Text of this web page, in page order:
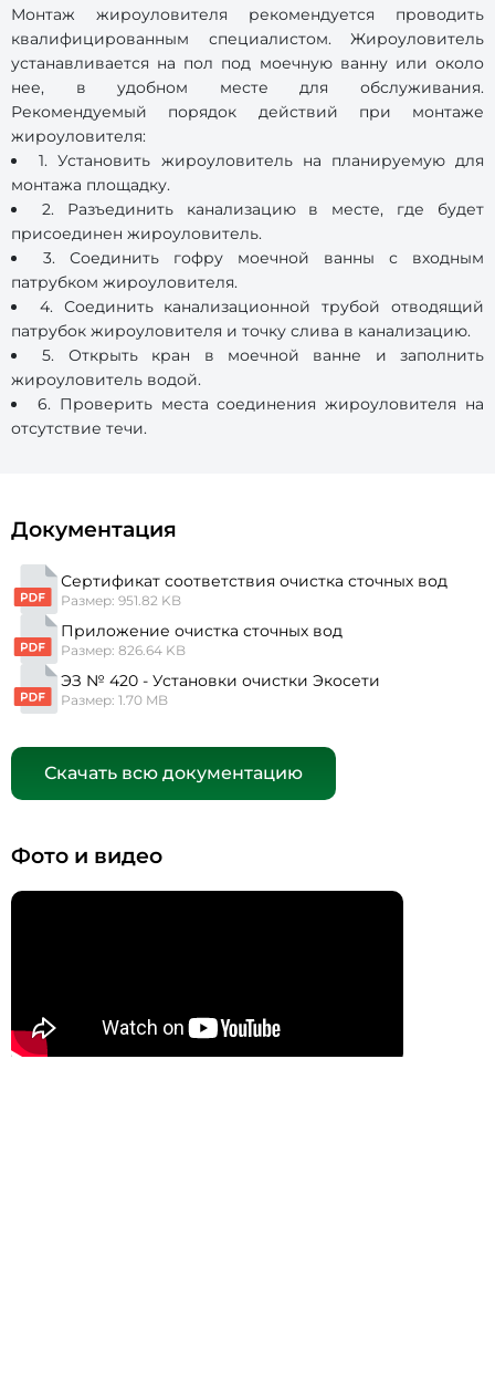
Монтаж жироуловителя рекомендуется проводить
квалифицированным специалистом. Жироуловитель
устанавливается на пол под моечную ванну или около
нее, в удобном месте для обслуживания.
Рекомендуемый порядок действий при монтаже
жироуловителя:
1. Установить жироуловитель на планируемую для
монтажа площадку.
2. Разъединить канализацию в месте, где будет
присоединен жироуловитель.
3. Соединить гофру моечной ванны с входным
патрубком жироуловителя.
4. Соединить канализационной трубой отводящий
патрубок жироуловителя и точку слива в канализацию.
5. Открыть кран в моечной ванне и заполнить
жироуловитель водой.
6. Проверить места соединения жироуловителя на
отсутствие течи.
Документация
Сертификат соответствия очистка сточных вод
Размер: 951.82 KB
Приложение очистка сточных вод
Размер: 826.64 KB
ЭЗ № 420 - Установки очистки Экосети
Размер: 1.70 MB
Скачать всю документацию
Фото и видео